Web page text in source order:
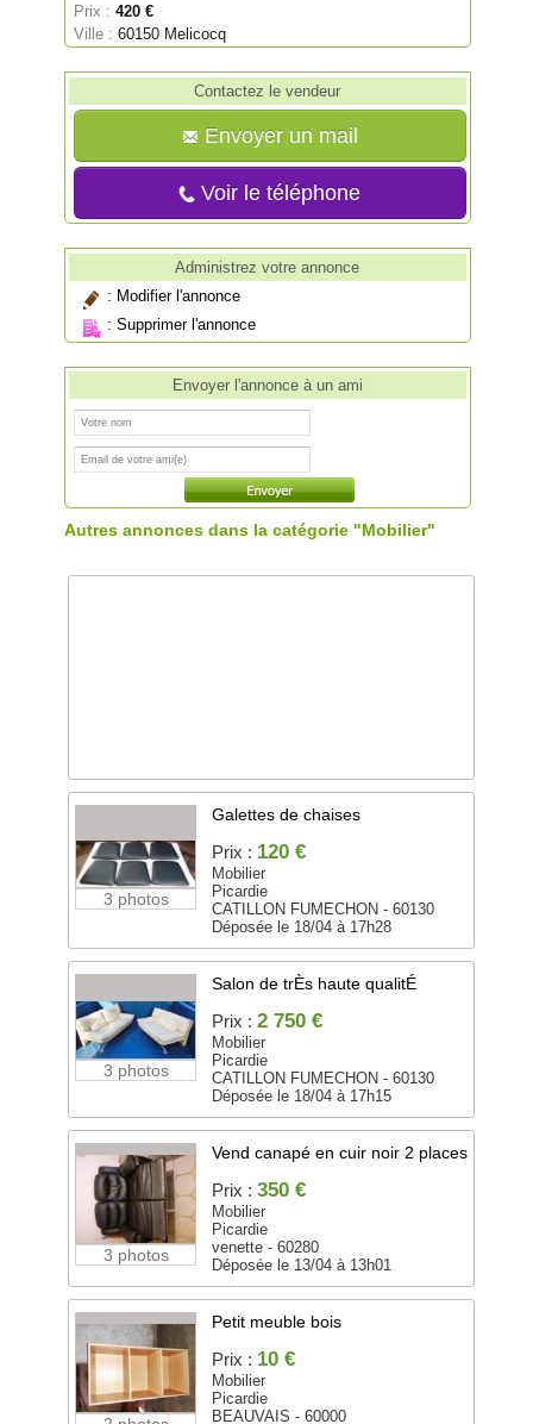
Prix : 420 €
Ville :60150 Melicocq
Contactez le vendeur
Envoyer un mail
Voir le téléphone
Administrez votre annonce
: Modifier l'annonce
:Supprimer l'annonce
Envoyer l'annonce à un ami
Autres annonces dans la catégorie "Mobilier"
3 photos
Galettes de chaises
Prix : 120 €
Mobilier
Picardie
CATILLON FUMECHON - 60130
Déposée le 18/04 à 17h28
3 photos
Salon de trÈs haute qualitÉ
Prix : 2 750 €
Mobilier
Picardie
CATILLON FUMECHON - 60130
Déposée le 18/04 à 17h15
3 photos
Vend canapé en cuir noir 2 places
Prix : 350 €
Mobilier
Picardie
venette - 60280
Déposée le 13/04 à 13h01
Petit meuble bois
Prix : 10 €
Mobilier
Picardie
BEAUVAIS - 60000